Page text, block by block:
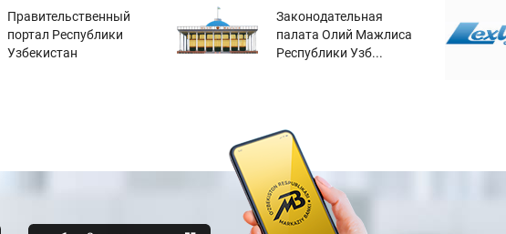
Правительственный
портал Республики
Узбекистан
Законодательная
палата Олий Мажлиса
Республики Узб...